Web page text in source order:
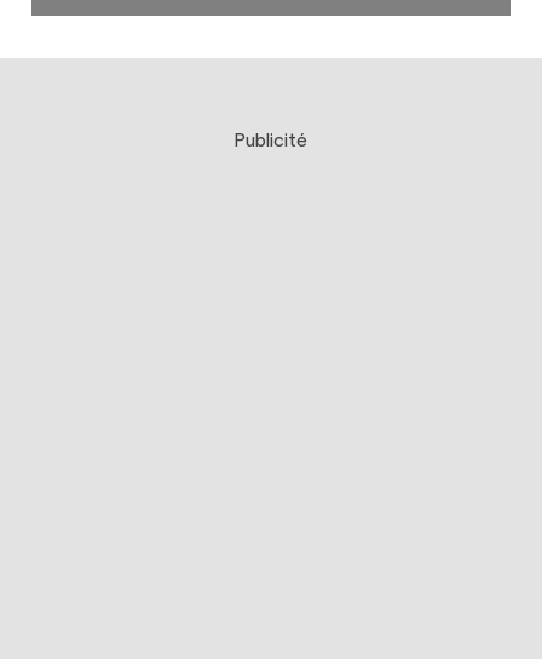
Publicité